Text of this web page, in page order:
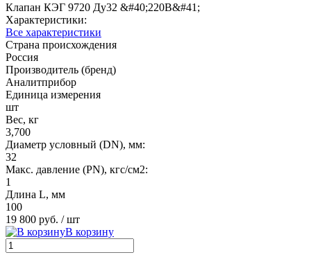
Клапан КЭГ 9720 Ду32 &#40;220В&#41;
Характеристики:
Все характеристики
Страна происхождения
Россия
Производитель (бренд)
Аналитприбор
Единица измерения
шт
Вес, кг
3,700
Диаметр условный (DN), мм:
32
Макс. давление (PN), кгс/см2:
1
Длина L, мм
100
19 800 руб. / шт
В корзину